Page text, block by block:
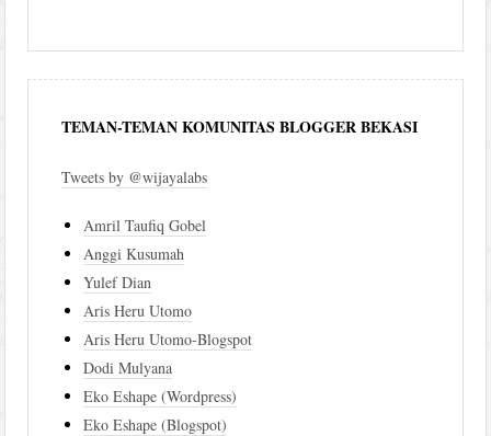
TEMAN-TEMAN KOMUNITAS BLOGGER BEKASI
Tweets by @wijayalabs
Amril Taufiq Gobel
Anggi Kusumah
Yulef Dian
Aris Heru Utomo
Aris Heru Utomo-Blogspot
Dodi Mulyana
Eko Eshape (Wordpress)
Eko Eshape (Blogspot)